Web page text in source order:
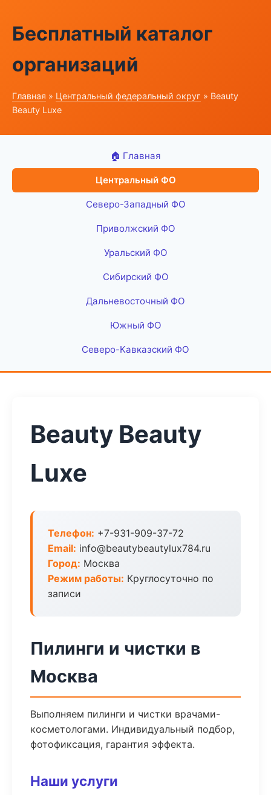
Бесплатный каталог
организаций
Главная » Центральный федеральный округ » Beauty
Beauty Luxe
🏠 Главная
Центральный ФО
Северо-Западный ФО
Приволжский ФО
Уральский ФО
Сибирский ФО
Дальневосточный ФО
Южный ФО
Северо-Кавказский ФО
Beauty Beauty
Luxe
Телефон: +7-931-909-37-72
Email: info@beautybeautylux784.ru
Город: Москва
Режим работы: Круглосуточно по
записи
Пилинги и чистки в
Москва
Выполняем пилинги и чистки врачами-
косметологами. Индивидуальный подбор,
фотофиксация, гарантия эффекта.
Наши услуги